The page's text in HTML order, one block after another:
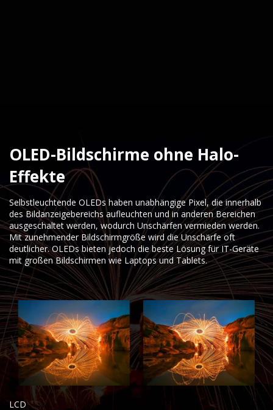
Effekte
Selbstleuchtende OLEDs haben unabhängige Pixel, die innerhalb
des Bildanzeigebereichs aufleuchten und in anderen Bereichen
ausgeschaltet werden, wodurch Unschärfen vermieden werden.
Mit zunehmender Bildschirmgröße wird die Unschärfe oft
deutlicher. OLEDs bieten jedoch die beste Lösung für IT-Geräte
mit großen Bildschirmen wie Laptops und Tablets.